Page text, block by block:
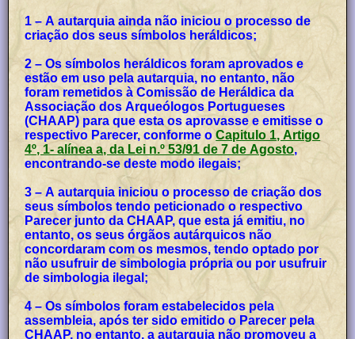
1 – A autarquia ainda não iniciou o processo de
criação dos seus símbolos heráldicos;
2 – Os símbolos heráldicos foram aprovados e
estão em uso pela autarquia, no entanto, não
foram remetidos à Comissão de Heráldica da
Associação dos Arqueólogos Portugueses
(CHAAP) para que esta os aprovasse e emitisse o
respectivo Parecer, conforme oCapitulo 1, Artigo
4º, 1- alínea a, da Lei n.º 53/91 de 7 de Agosto,
encontrando-se deste modo ilegais;
3 – A autarquia iniciou o processo de criação dos
seus símbolos tendo peticionado o respectivo
Parecer junto da CHAAP, que esta já emitiu, no
entanto, os seus órgãos autárquicos não
concordaram com os mesmos, tendo optado por
não usufruir de simbologia própria ou por usufruir
de simbologia ilegal;
4 – Os símbolos foram estabelecidos pela
assembleia, após ter sido emitido o Parecer pela
CHAAP, no entanto, a autarquia não promoveu a